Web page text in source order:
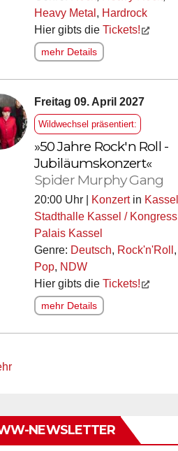
Heavy Metal , Hardrock
Hier gibts die Tickets!
mehr Details
Freitag 09. April 2027
Wildwechsel präsentiert:
»50 Jahre Rock'n Roll -
Jubiläumskonzert«
Spider Murphy Gang
20:00 Uhr | Konzertin Kassel
Stadthalle Kassel / Kongress
Palais Kassel
Genre: Deutsch, Rock'n'Roll ,
Pop, NDW
Hier gibts die Tickets!
mehr Details
NEWSLETTER